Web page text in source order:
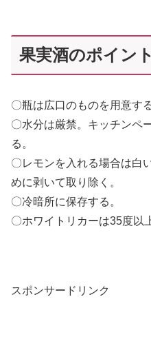
果実酒のポイント
〇瓶は広口のものを用意する
〇水分は厳禁。キッチンペ
る。
〇レモンを入れる場合は白
めに剥いて取り除く。
〇冷暗所に保存する。
〇ホワイトリカーは35度以
スポンサードリンク